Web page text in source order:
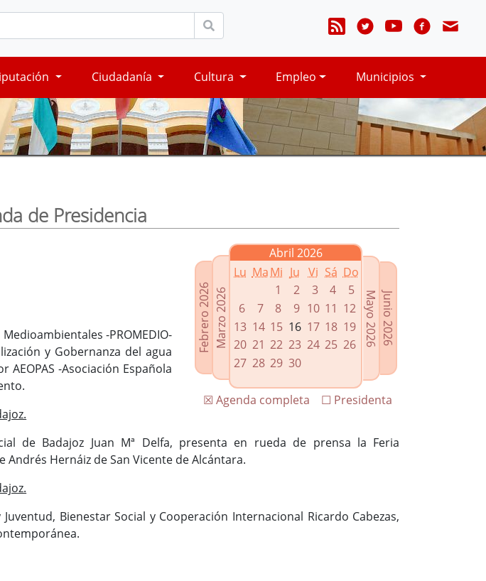
Ciudadanía Cultura Empleo Municipios
de Presidencia
Febrero 2026Marzo 2026
Abril 2026
Lu MaMi Ju Vi Sá Do
1
2 3 4
5
6
7 8 9 10 11 12
13 14 15 16 17 18 19
20 21 22 23 24 25 26
27 28 29 30
Junio 2026
Mayo 2026
☐ Presidenta
☒ Agenda completa
-PROMEDIO-
y Gobernanza del agua
-Asociación Española
de Badajoz Juan Mª Delfa, presenta en rueda de prensa la Feria
Hernáiz de San Vicente de Alcántara.
Bienestar Social y Cooperación Internacional Ricardo Cabezas,